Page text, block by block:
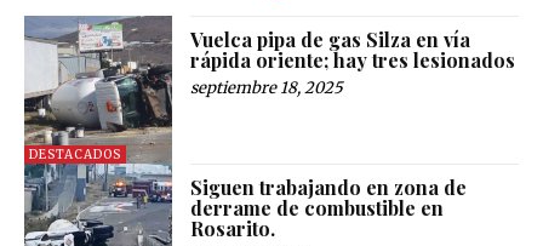
DESTACADOS
Vuelca pipa de gas Silza en vía
rápida oriente; hay tres lesionados
septiembre 18, 2025
Siguen trabajando en zona de
derrame de combustible en
Rosarito.